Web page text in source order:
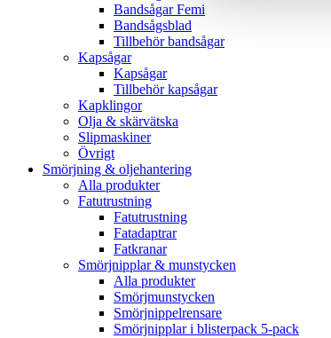
Bandsågar Femi
Bandsågsblad
Tillbehör bandsågar
Kapsågar
Kapsågar
Tillbehör kapsågar
Kapklingor
Olja & skärvätska
Slipmaskiner
Övrigt
Smörjning & oljehantering
Alla produkter
Fatutrustning
Fatutrustning
Fatadaptrar
Fatkranar
Smörjnipplar & munstycken
Alla produkter
Smörjmunstycken
Smörjnippelrensare
Smörjnipplar i blisterpack 5-pack